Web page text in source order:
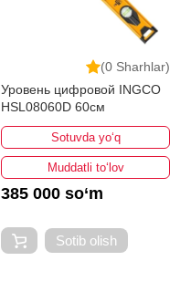
(0 Sharhlar)
Уровень цифровой INGCO
HSL08060D 60см
Sotuvda yo‘q
Muddatli to‘lov
385 000 so‘m
Sotib olish